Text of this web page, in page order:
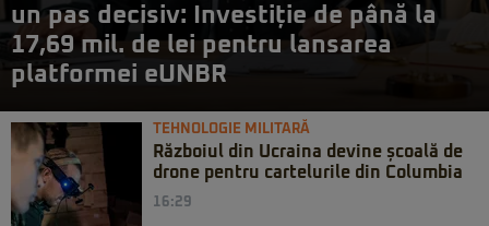
un pas decisiv: Investiție de până la
17,69 mil. de lei pentru lansarea
platformei eUNBR
TEHNOLOGIE MILITARĂ
Războiul din Ucraina devine școală de
drone pentru cartelurile din Columbia
16:29